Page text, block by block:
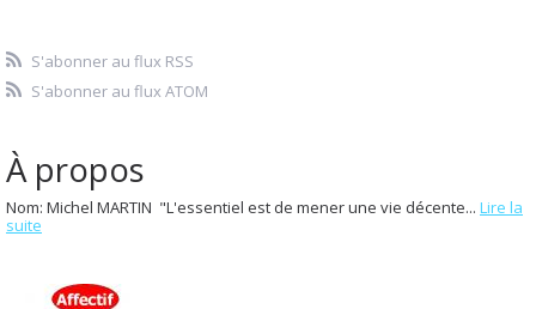
S'abonner au flux RSS
S'abonner au flux ATOM
À propos
Nom: Michel MARTIN "L'essentiel est de mener une vie décente... Lire la
suite